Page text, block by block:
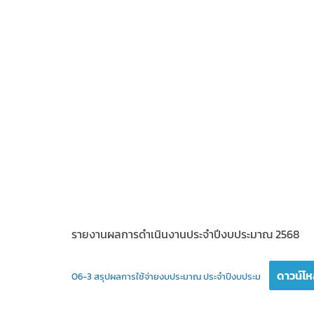
รายงานผลการดำเนินงานประจำปีงบประมาณ 2568
O6-3 สรุปผลการใช้จ่ายงบประมาณ ประจำปีงบประม ดาวน์โ